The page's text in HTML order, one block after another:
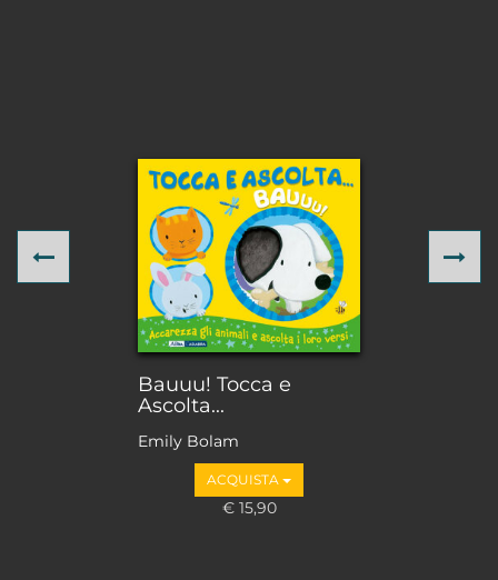
Bauuu! Tocca e
Ascolta...
Emily Bolam
ACQUISTA
€ 15,90
Previous